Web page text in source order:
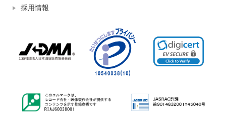
採用情報